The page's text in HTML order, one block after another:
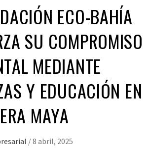
ECO-BAHÍA
SU COMPROMISO
MEDIANTE
Y EDUCACIÓN EN
MAYA
/8 abril, 2025